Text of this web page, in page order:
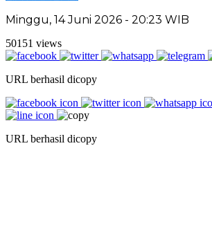
Minggu, 14 Juni 2026 - 20:23 WIB
50151 views
URL berhasil dicopy
URL berhasil dicopy